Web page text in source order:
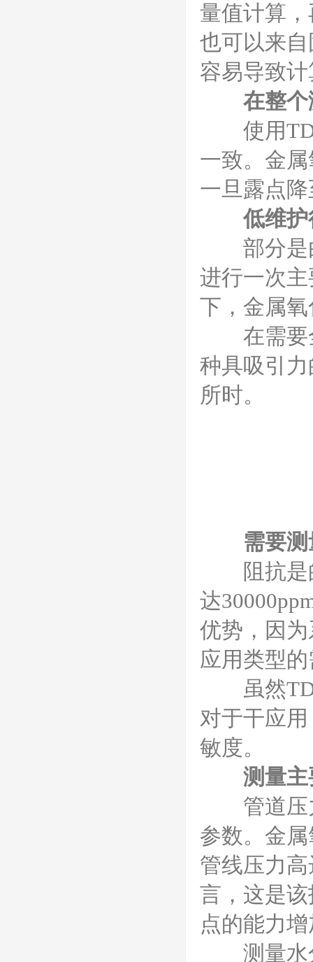
量值计算
也可以来
容易导致
在整
使用
一致。金
一旦露点
低维
部分是由
进行一次
下，金属
在需要全
种具吸引
所时。
需要
阻抗是的
达
优势，因
应用类型
虽然
对于干应
敏度。
测量
管道压力
参数。金
管线压力
言，这是
点的能力
测量水分